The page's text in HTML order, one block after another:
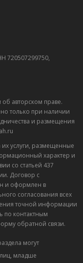
720507299750,
авторском праве.
только при наличии
и размещения
услуги, размещенные
характер и
со статьей 437
Договор с
и оформлен в
согласования всех
точной информации
по контактным
обратной связи.
могут
младше